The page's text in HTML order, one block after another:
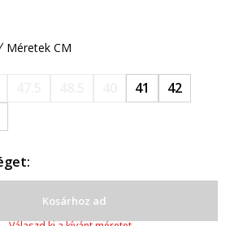
Méretek CM
41
42
Kosárhoz ad